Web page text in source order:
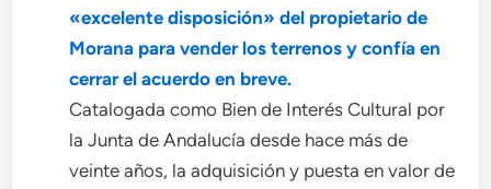
«excelente disposición» del propietario de
Morana para vender los terrenos y confía en
cerrar el acuerdo en breve.
Catalogada como Bien de Interés Cultural por
la Junta de Andalucía desde hace más de
veinte años, la adquisición y puesta en valor de